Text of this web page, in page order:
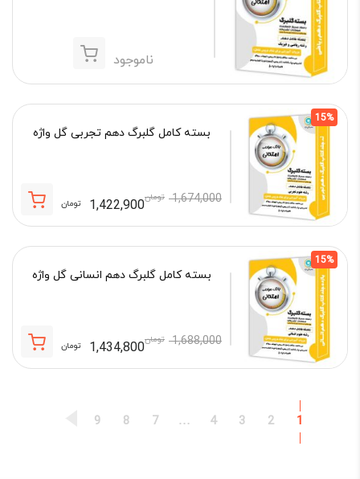
ناموجود
15%
بسته کامل گلبرگ دهم تجربی گل واژه
1,674,000 تومان
قیمت
بود.
1,422,900 تومان
قیمت
15%
بسته کامل گلبرگ دهم انسانی گل واژه
1,688,000 تومان
قیمت
بود.
1,434,800 تومان
قیمت
1
2
3
4
…
7
8
9